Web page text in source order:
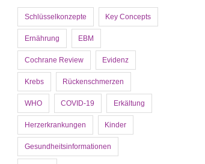
Schlüsselkonzepte Key Concepts
Ernährung EBM
Cochrane Review Evidenz
Krebs Rückenschmerzen
WHO COVID-19 Erkältung
Herzerkrankungen Kinder
Gesundheitsinformationen